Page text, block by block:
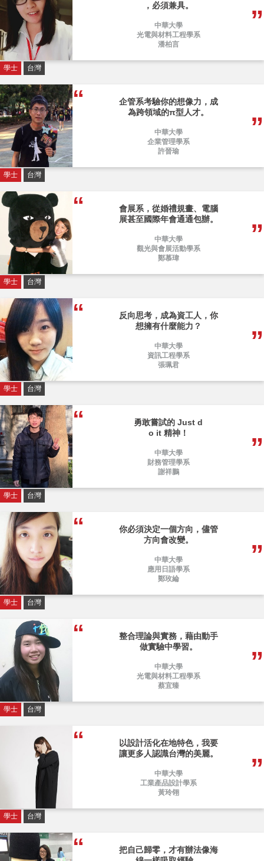
，必須兼具。
中華大學
光電與材料工程學系
潘柏言
學士 台灣
企管系考驗你的想像力，成
為跨領域的π型人才。
中華大學
企業管理學系
許晉瑜
學士 台灣
會展系，從婚禮規畫、電腦
展甚至國際年會通通包辦。
中華大學
觀光與會展活動學系
鄭慕瑋
學士 台灣
反向思考，成為資工人，你
想擁有什麼能力？
中華大學
資訊工程學系
張珮君
學士 台灣
勇敢嘗試的 Just d
o it 精神！
中華大學
財務管理學系
謝祥鵬
學士 台灣
你必須決定一個方向，儘管
方向會改變。
中華大學
應用日語學系
鄭玫綸
學士 台灣
整合理論與實務，藉由動手
做實驗中學習。
中華大學
光電與材料工程學系
蔡宜臻
學士 台灣
以設計活化在地特色，我要
讓更多人認識台灣的美麗。
中華大學
工業產品設計學系
黃玲翎
學士 台灣
把自己歸零，才有辦法像海